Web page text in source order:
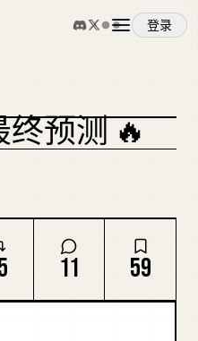
登录
复刻封面
预测 🔥
11 59